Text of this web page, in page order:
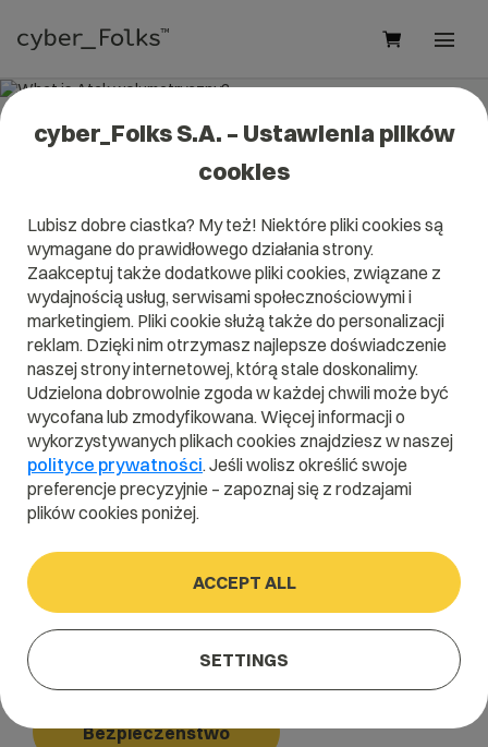
What is Atak wolumetryczny?
It will help you better understand what exactly it isAtak
wolumetrycznyand what is the meaning to you in
everyday use.
A B C D E F G H
I
J
K L M N O P Q
S
T U V W X Y Z
Home
Atak wolumetryczny
Bezpieczeństwo
cyber_Folks S.A. – Ustawienia plików
cookies
Lubisz dobre ciastka? My też! Niektóre pliki cookies są
wymagane do prawidłowego działania strony.
Zaakceptuj także dodatkowe pliki cookies, związane z
wydajnością usług, serwisami społecznościowymi i
marketingiem. Pliki cookie służą także do personalizacji
reklam. Dzięki nim otrzymasz najlepsze doświadczenie
naszej strony internetowej, którą stale doskonalimy.
Udzielona dobrowolnie zgoda w każdej chwili może być
wycofana lub zmodyfikowana. Więcej informacji o
wykorzystywanych plikach cookies znajdziesz w naszej
polityce prywatności. Jeśli wolisz określić swoje
preferencje precyzyjnie – zapoznaj się z rodzajami
plików cookies poniżej.
ACCEPT ALL
SETTINGS